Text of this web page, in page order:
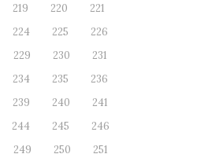
219 220
221
224 225
226
229 230
231
234 235
236
239 240
241
244 245
246
249 250
251